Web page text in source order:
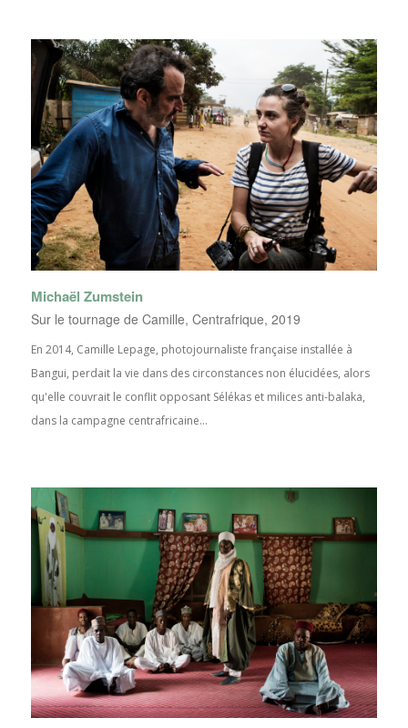
Michaël Zumstein
Sur le tournage de Camille, Centrafrique, 2019
En 2014, Camille Lepage, photojournaliste française installée à
Bangui, perdait la vie dans des circonstances non élucidées, alors
qu'elle couvrait le conflit opposant Sélékas et milices anti-balaka,
dans la campagne centrafricaine...